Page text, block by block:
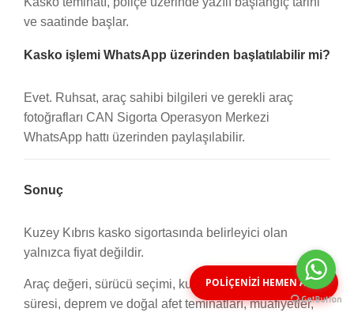
ve saatinde başlar.
Kasko işlemi WhatsApp üzerinden başlatılabilir mi?
Evet. Ruhsat, araç sahibi bilgileri ve gerekli araç
fotoğrafları CAN Sigorta Operasyon Merkezi
WhatsApp hattı üzerinden paylaşılabilir.
Sonuç
Kuzey Kıbrıs kasko sigortasında belirleyici olan
yalnızca fiyat değildir.
Araç değeri, sürücü seçimi, kullanım amacı, poliçe
süresi, deprem ve doğal afet teminatları, muafiyetler,
POLİÇENİZİ HEMEN ALIN